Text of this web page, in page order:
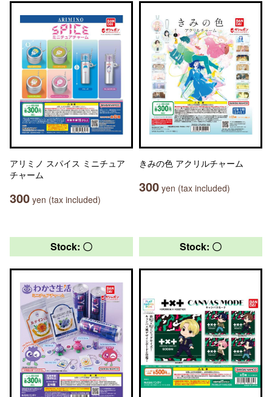
アリミノ スパイス ミニチュア
チャーム
300 yen (tax included)
きみの色 アクリルチャーム
300 yen (tax included)
Stock: 〇 Stock: 〇